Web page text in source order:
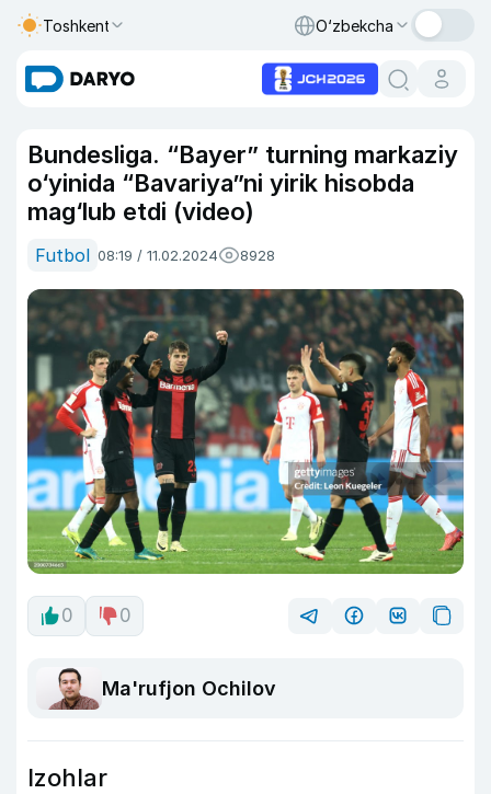
Toshkent O‘zbekcha
Bundesliga. “Bayer” turning markaziy
o‘yinida “Bavariya”ni yirik hisobda
mag‘lub etdi (video)
Futbol 08:19 / 11.02.2024 8928
0 0
Ma'rufjon Ochilov
Izohlar